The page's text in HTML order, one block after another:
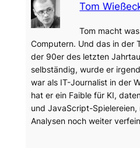
Tom
Tom macht
Computern. Und das in der
der 90er des letzten
selbständig, wurde er
war als IT-Journalist in der
hat er ein Faible für KI,
und JavaScript-
Analysen noch weiter